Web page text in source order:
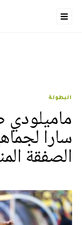
البطولة
ماميلودي
سارا
الصفقة